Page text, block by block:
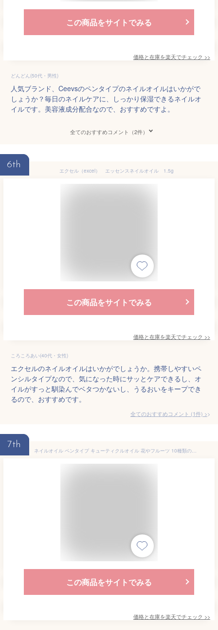
この商品をサイトでみる
価格と在庫を楽天でチェック >>
どんどん(50代・男性)
人気ブランド、Ceevsのペンタイプのネイルオイルはいかがで
しょうか？毎日のネイルケアに、しっかり保湿できるネイルオ
イルです。美容液成分配合なので、おすすめですよ。
全てのおすすめコメント（2件）
6th
エクセル（excel） エッセンスネイルオイル 1.5g
この商品をサイトでみる
価格と在庫を楽天でチェック >>
ころころあい(40代・女性)
エクセルのネイルオイルはいかがでしょうか。携帯しやすいペ
ンシルタイプなので、気になった時にサッとケアできるし、オ
イルがすっと馴染んでベタつかないし、うるおいをキープでき
るので、おすすめです。
全てのおすすめコメント (1件) >
7th
ネイルオイル ペンタイプ キューティクルオイル 花やフルーツ 10種類の香りから選べる 保湿 ネイル美容液 爪ケア 育爪 ハイポニキウムのケア ジェルネイル のオフの後のケア 最適 ネイルケア サロン ネイル 爪 オイル ネイルケアオイル キューティクルケアオイル ネイル用
この商品をサイトでみる
価格と在庫を楽天でチェック >>